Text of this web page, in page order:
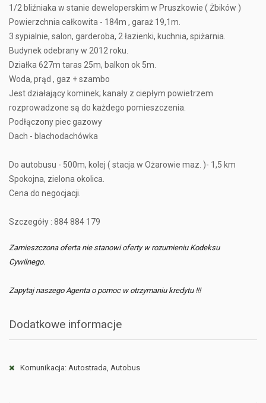
1/2 bliźniaka w stanie deweloperskim w Pruszkowie ( Żbików )
Powierzchnia całkowita - 184m , garaż 19,1m.
3 sypialnie, salon, garderoba, 2 łazienki, kuchnia, spiżarnia.
Budynek odebrany w 2012 roku.
Działka 627m taras 25m, balkon ok 5m.
Woda, prąd , gaz + szambo
Jest działający kominek; kanały z ciepłym powietrzem
rozprowadzone są do każdego pomieszczenia.
Podłączony piec gazowy
Dach - blachodachówka
Do autobusu - 500m, kolej ( stacja w Ożarowie maz. )- 1,5 km
Spokojna, zielona okolica.
Cena do negocjacji.
Szczegóły : 884 884 179
Zamieszczona oferta nie stanowi oferty w rozumieniu Kodeksu
Cywilnego.
Zapytaj naszego Agenta o pomoc w otrzymaniu kredytu !!!
Dodatkowe informacje
Komunikacja: Autostrada, Autobus